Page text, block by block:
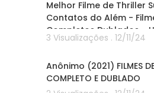
Melhor Filme de Thriller
Contatos do Além -
Completos Dublados -
3 Visualizações . 12/11/24
Anônimo (2021) FILMES
COMPLETO E DUBLADO